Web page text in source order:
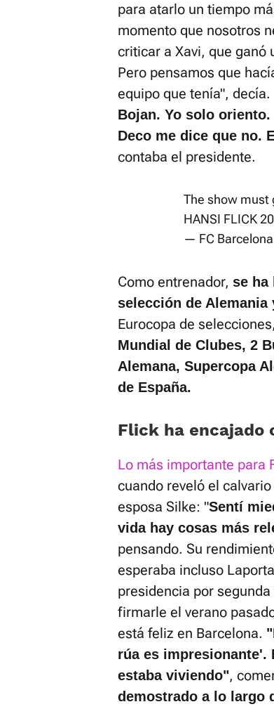
para atarlo un tiempo
momento que nosotros
criticar a Xavi, que ganó
Pero pensamos que
equipo que tenía", decía.
Bojan. Yo solo
Deco me dice que no.
contaba el presidente.
The show must
HANSI FLICK
— FC
Como entrenador, se ha
selección de Alemania
Eurocopa de
Mundial de Clubes, 2
Alemana, Supercopa
de España.
Flick ha encajado
Lo más importante para
cuando reveló el
esposa Silke: "Sentí
vida hay cosas más
pensando. Su
esperaba incluso
presidencia por
firmarle el verano
está feliz en Barcelona.
rúa es impresionante'.
estaba viviendo",
demostrado a lo largo